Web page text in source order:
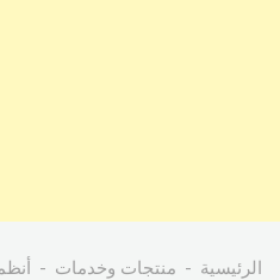
الرئيسية منتجات وخدمات